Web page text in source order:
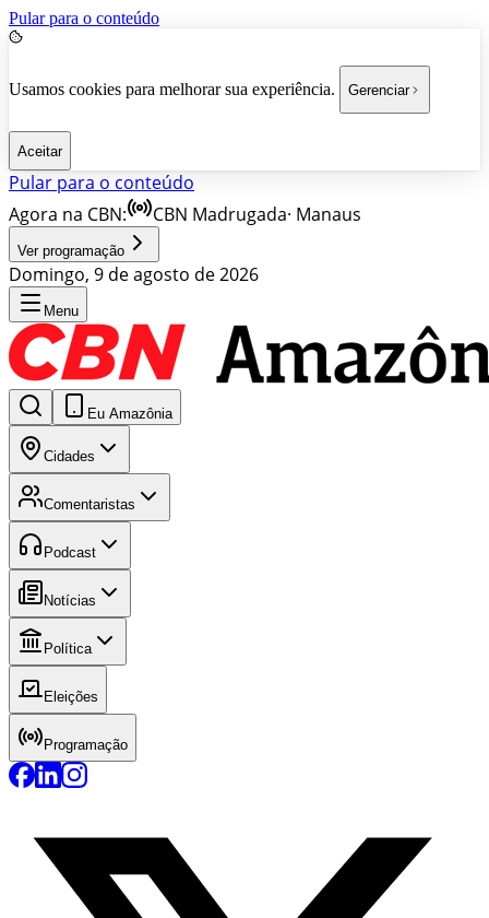
Pular para o conteúdo
Usamos cookies para melhorar sua experiência. Gerenciar
Aceitar
Pular para o conteúdo
Agora na CBN:
CBN Madrugada· Manaus
Ver programação
Domingo, 9 de agosto de 2026
Menu
Eu Amazônia
Cidades
Comentaristas
Podcast
Notícias
Política
Eleições
Programação